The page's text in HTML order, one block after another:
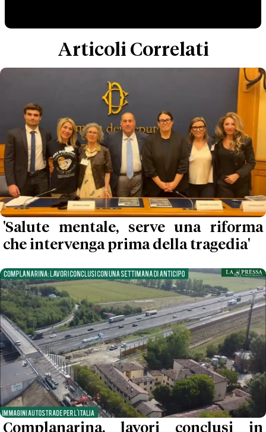
Articoli Correlati
'Salute mentale, serve una riforma
che intervenga prima della tragedia'
Complanarina, lavori conclusi in